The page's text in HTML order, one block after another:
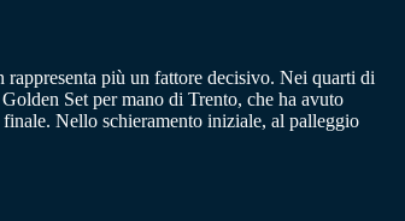
più un fattore decisivo. Nei quarti di
Set per mano di Trento, che ha avuto
Nello schieramento iniziale, al palleggio